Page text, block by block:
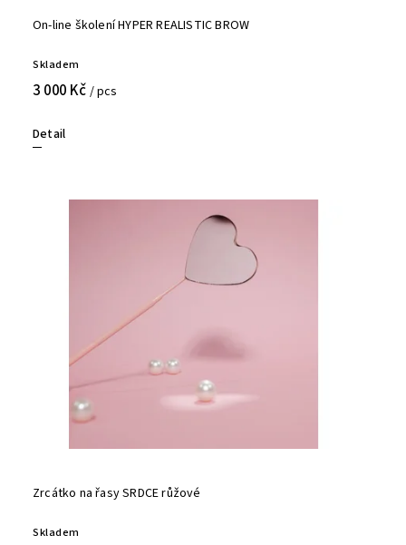
On-line školení HYPER REALISTIC BROW
Skladem
3 000 Kč / pcs
Detail
Zrcátko na řasy SRDCE růžové
Skladem